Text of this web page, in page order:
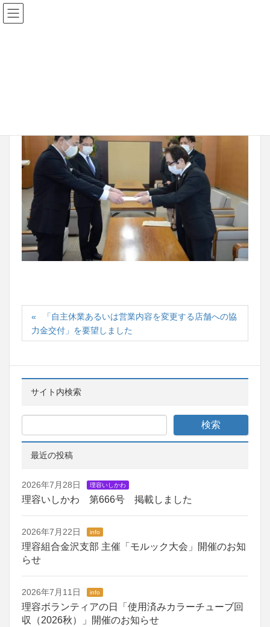
「自主休業あるいは営業内容を変更する店舗への協
力金交付」を要望しました
サイト内検索
最近の投稿
2026年7月28日 理容いしかわ
理容いしかわ 第666号 掲載しました
2026年7月22日 info
理容組合金沢支部 主催「モルック大会」開催のお知
らせ
2026年7月11日 info
理容ボランティアの日「使用済みカラーチューブ回
収（2026秋）」開催のお知らせ